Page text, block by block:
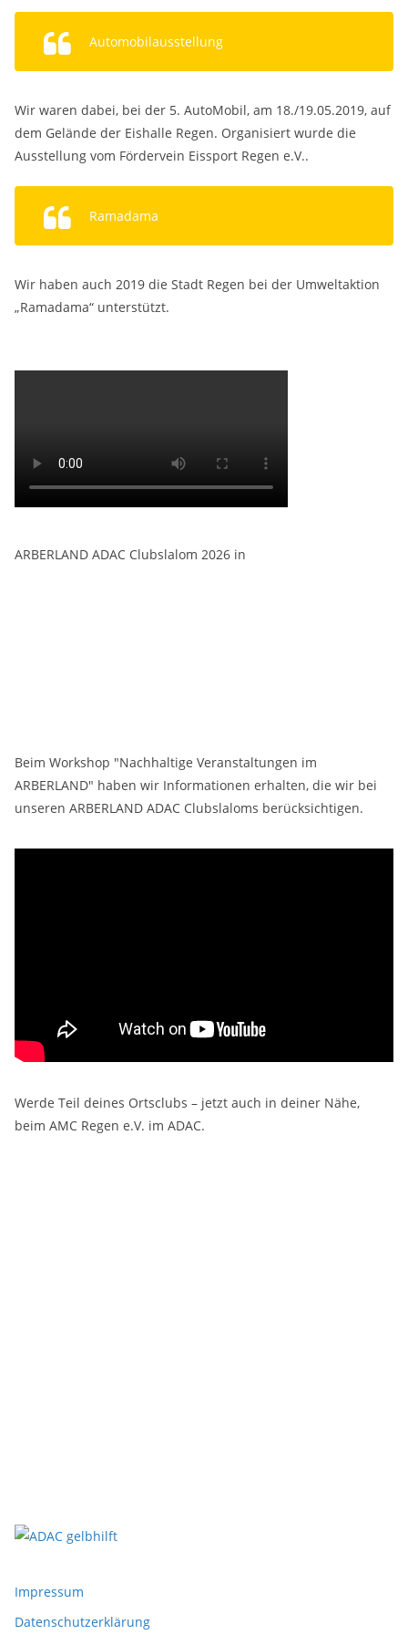
Automobilausstellung
Wir waren dabei, bei der 5. AutoMobil, am 18./19.05.2019, auf
dem Gelände der Eishalle Regen. Organisiert wurde die
Ausstellung vom Fördervein Eissport Regen e.V..
Ramadama
Wir haben auch 2019 die Stadt Regen bei der Umweltaktion
„Ramadama“ unterstützt.
ARBERLAND ADAC Clubslalom 2026 in
Beim Workshop "Nachhaltige Veranstaltungen im
ARBERLAND" haben wir Informationen erhalten, die wir bei
unseren ARBERLAND ADAC Clubslaloms berücksichtigen.
Werde Teil deines Ortsclubs – jetzt auch in deiner Nähe,
beim AMC Regen e.V. im ADAC.
Impressum
Datenschutzerklärung